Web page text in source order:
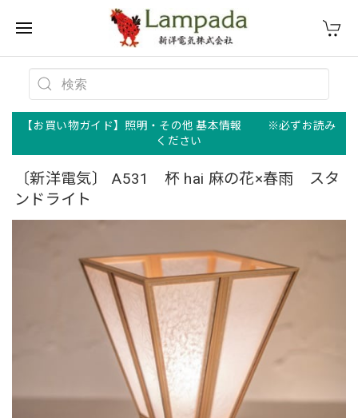
【お買い物ガイド】照明・その他 基本情報 ※必ずお読み
ください
〔新洋電気〕 A531 杯 hai 麻の花×春雨 スタ
ンドライト